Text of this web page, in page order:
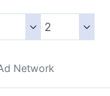
Network